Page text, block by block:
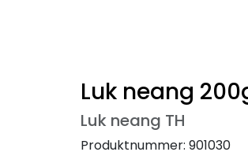
Luk neang
Luk neang TH
Produktnummer: 901030